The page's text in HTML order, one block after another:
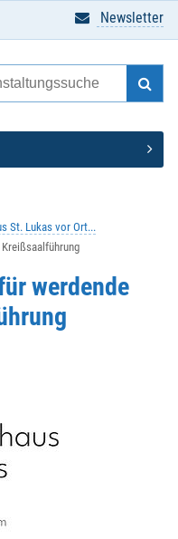
Newsletter
St. Lukas vor Ort...
werdende